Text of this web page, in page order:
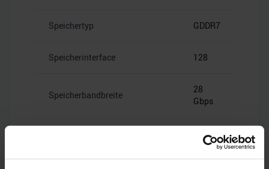
Speichertyp GDDR7
Speicherinterface 128
Speicherbandbreite
28
Gbps